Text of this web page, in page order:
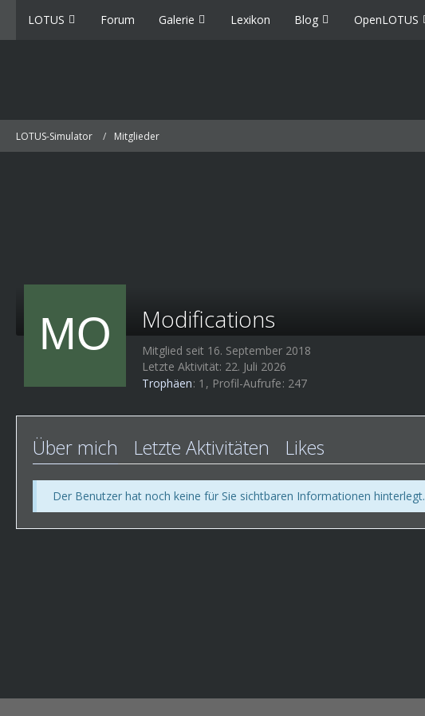
LOTUS Forum Galerie Lexikon Blog OpenLOTUS
LOTUS-Simulator Mitglieder
Modifications
Mitglied seit 16. September 2018
Letzte Aktivität: 22. Juli 2026
Trophäen 1 Profil-Aufrufe 247
Über mich Letzte Aktivitäten Likes
Der Benutzer hat noch keine für Sie sichtbaren Informationen hinterlegt.